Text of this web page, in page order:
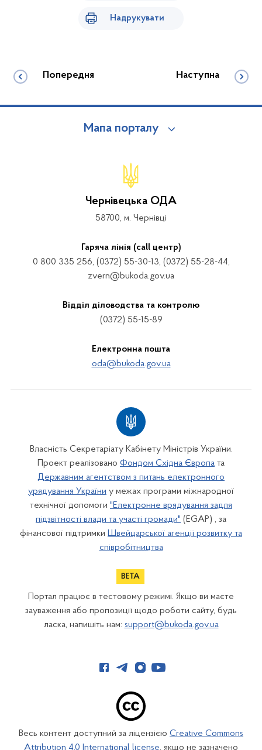
Надрукувати
Попередня Наступна
Мапа порталу
Чернівецька ОДА
58700, м. Чернівці
Гаряча лінія (call центр)
0 800 335 256, (0372) 55-30-13, (0372) 55-28-44,
zvern@bukoda.gov.ua
Відділ діловодства та контролю
(0372) 55-15-89
Електронна пошта
oda@bukoda.gov.ua
Власність Секретаріату Кабінету Міністрів України.
Проект реалізовано Фондом Східна Європа та
Державним агентством з питань електронного
урядування України у межах програми міжнародної
технічної допомоги "Електронне врядування задля
підзвітності влади та участі громади" (EGAP) , за
фінансової підтримки Швейцарської агенції розвитку та
співробітництва
Портал працює в тестовому режимі. Якщо ви маєте
зауваження або пропозиції щодо роботи сайту, будь
ласка, напишіть нам: support@bukoda.gov.ua
Весь контент доступний за ліцензією Creative Commons
Attribution 4.0 International license, якщо не зазначено